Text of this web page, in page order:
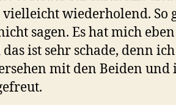
wiederholend. So
sagen. Es hat mich
ist sehr schade, denn
mit den Beiden und